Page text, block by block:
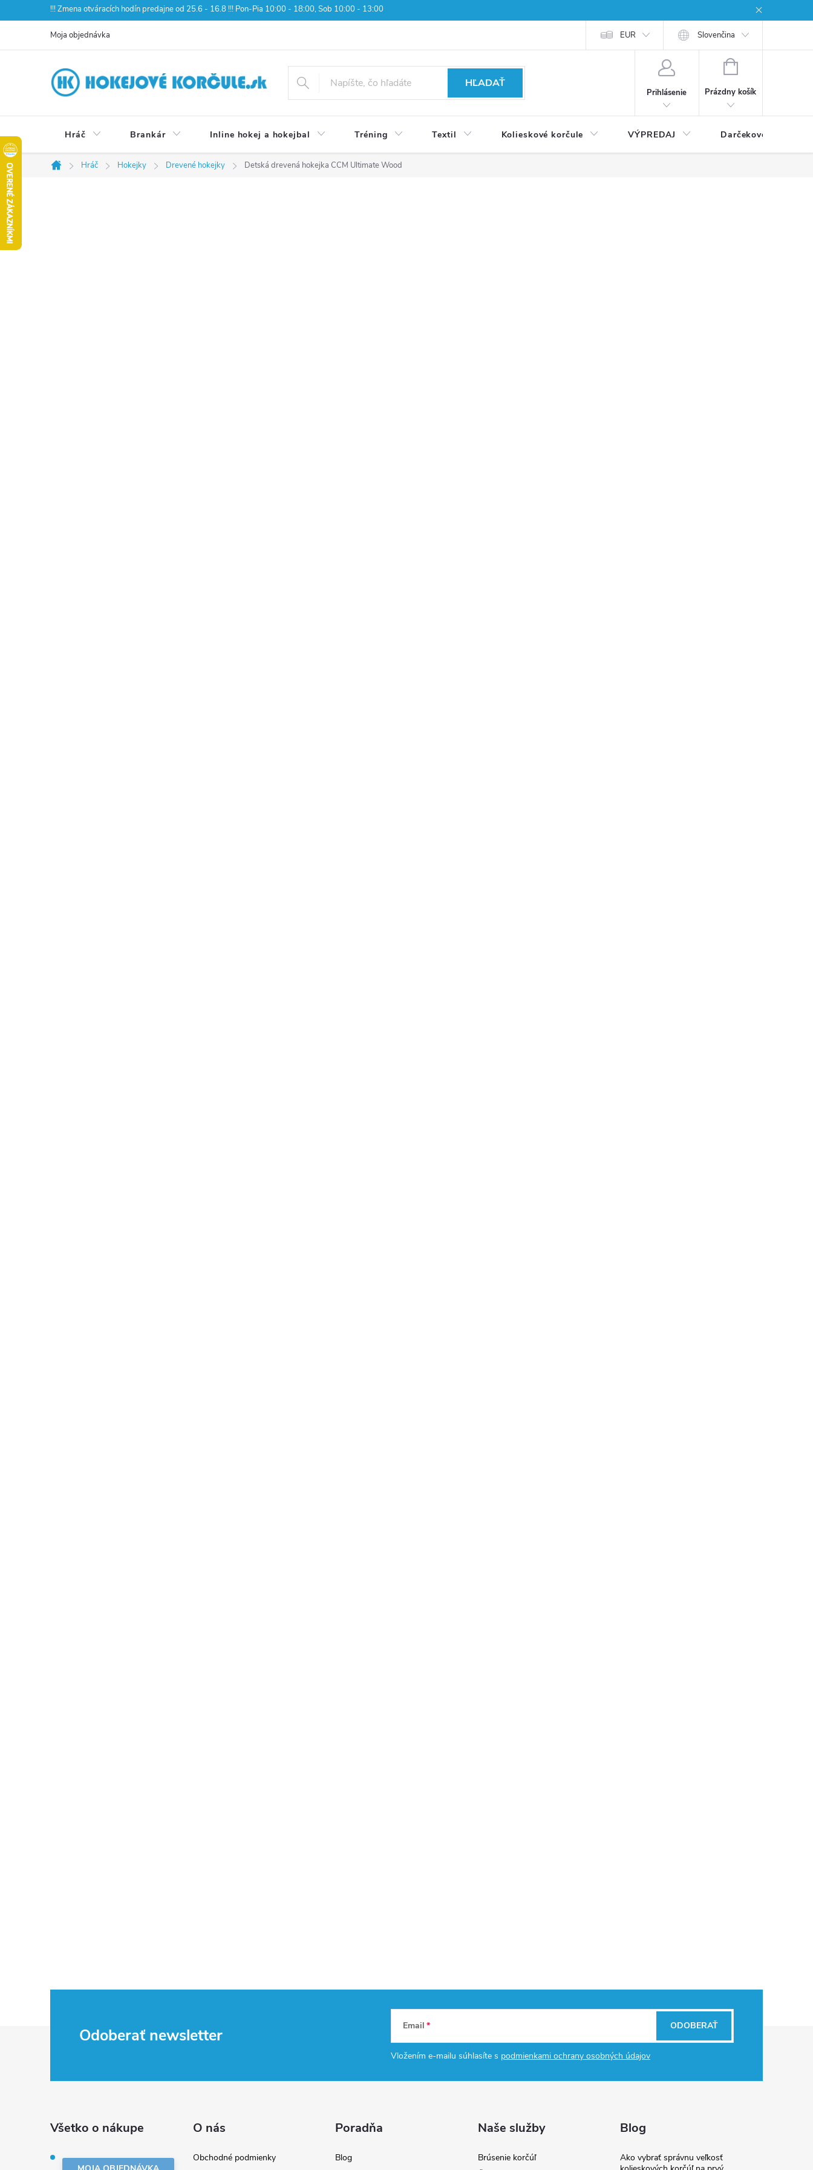
na
!!! Zmena otváracích hodín predajne od 25.6 - 16.8 !!! Pon-Pia 10:00 - 18:00, Sob 10:00 - 13:00
Moja objednávka EUR Slovenčina
HĽADAŤ
Prihlásenie
NÁKUPNÝ
Prázdny košík
Hráč Brankár Inline hokej a hokejbal Tréning Textil Kolieskové korčule VÝPREDAJ Darčekové poukážky
Domov
Hráč Hokejky Drevené hokejky Detská drevená hokejka CCM Ultimate Wood
Odoberať newsletter Email
Vložením e-mailu súhlasíte s podmienkami ochrany osobných údajov
ODOBERAŤ
Všetko o nákupe O nás
Obchodné podmienky
Poradňa
Blog
Naše služby
Brúsenie korčúľ
Blog
Ako vybrať správnu veľkosť